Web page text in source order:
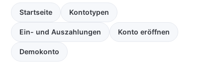
Startseite Kontotypen
Ein- und Auszahlungen Konto eröffnen
Demokonto